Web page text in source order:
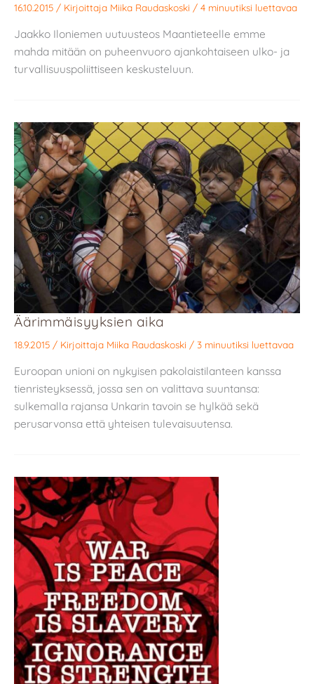
16.10.2015 / Kirjoittaja Miika Raudaskoski / 4 minuutiksi luettavaa
Jaakko Iloniemen uutuusteos Maantieteelle emme
mahda mitään on puheenvuoro ajankohtaiseen ulko- ja
turvallisuuspoliittiseen keskusteluun.
Äärimmäisyyksien aika
18.9.2015 / Kirjoittaja Miika Raudaskoski / 3 minuutiksi luettavaa
Euroopan unioni on nykyisen pakolaistilanteen kanssa
tienristeyksessä, jossa sen on valittava suuntansa:
sulkemalla rajansa Unkarin tavoin se hylkää sekä
perusarvonsa että yhteisen tulevaisuutensa.